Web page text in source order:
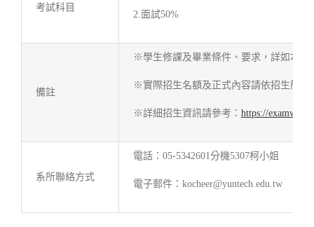
考試科目
2.面試50%
備註
※學生修課及畢業條件、要求，詳如本系
※實際招生名額及正式內容請依招生簡章
※詳細招生資訊請參考： https://
系所聯絡方式
電話：05-5342601分機5307柯小姐
電子郵件：kocheer@yuntech.edu.tw